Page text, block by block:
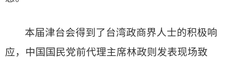
本届津台会得到了台湾政商界人士的积极响
应，中国国民党前代理主席林政则发表现场致